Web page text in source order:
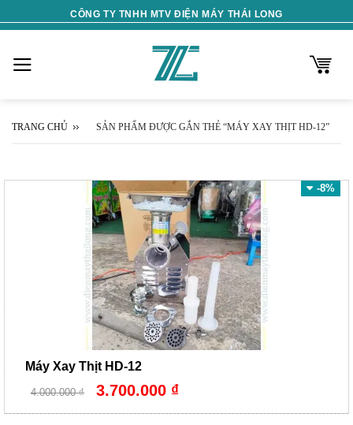
to
CÔNG TY TNHH MTV ĐIỆN MÁY THÁI LONG
TRANG CHỦ SẢN PHẨM ĐƯỢC GẮN THẺ “MÁY XAY THỊT HD-12”
-8%
Máy Xay Thịt HD-12
4.000.000₫
Giá
gốc
4.000.000 ₫.
3.700.000 ₫Giá
hiện
là: